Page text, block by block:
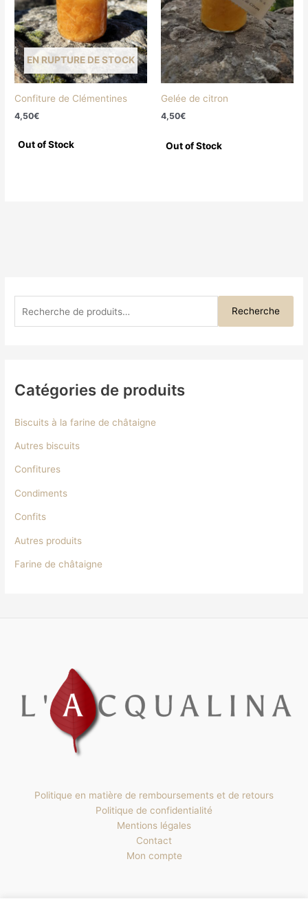
EN RUPTURE DE STOCK
Confiture de Clémentines
4,50€
Gelée de citron
4,50€
Recherche
Catégories de produits
Biscuits à la farine de châtaigne
Autres biscuits
Confitures
Condiments
Confits
Autres produits
Farine de châtaigne
Politique en matière de remboursements et de retours
Politique de confidentialité
Mentions légales
Contact
Mon compte